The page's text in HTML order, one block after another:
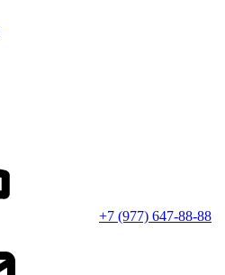
+7 (977) 647-88-88